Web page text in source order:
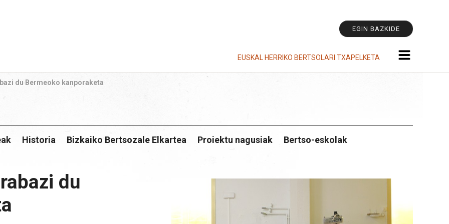
EGIN BAZKIDE
EUSKAL HERRIKO BERTSOLARI TXAPELKETA
du Bermeoko kanporaketa
Historia Bizkaiko Bertsozale Elkartea Proiektu nagusiak
Bertso-eskolak
du